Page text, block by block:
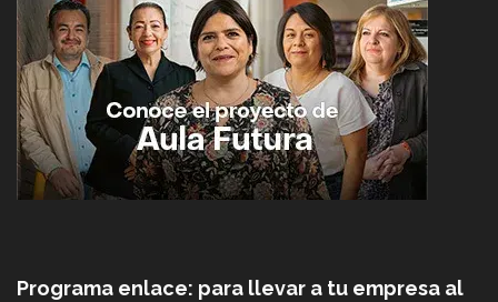
Programa enlace: para llevar a tu empresa al